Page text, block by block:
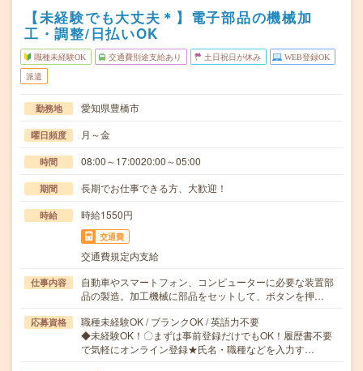
【未経験でも大丈夫＊】電子部品の機械加
工・調整/日払いOK
職種未経験OK 交通費別途支給あり 土日祝日が休み WEB登録OK
派遣
勤務地 愛知県豊橋市
曜日頻度 月～金
時間 08:00～17:0020:00～05:00
期間 長期でお仕事できる方、大歓迎！
時給 時給1550円
交通費
交通費規定内支給
仕事内容
自動車やスマートフォン、コンピューターに必要な装置部
品の製造。加工機械に部品をセットして、ボタンを押…
応募資格
職種未経験OK / ブランクOK / 英語力不要
◆未経験OK！〇まずは事前登録だけでもOK！履歴書不要
で気軽にオンライン登録★氏名・職種などを入力す…